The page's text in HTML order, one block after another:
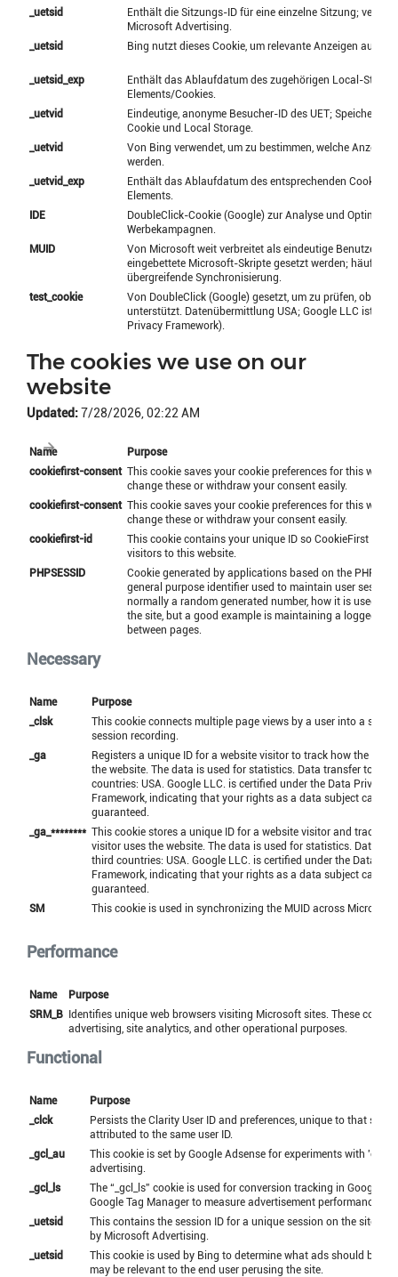
_uetsid
Enthält die Sitzungs-ID für eine einzelne Sitzung;
Microsoft Advertising.
_uetsid
Bing nutzt dieses Cookie, um relevante Anzeigen
_uetsid_exp
Enthält das Ablaufdatum des zugehörigen Local-
Elements/Cookies.
_uetvid
Eindeutige, anonyme Besucher-ID des UET;
Cookie und Local Storage.
_uetvid
Von Bing verwendet, um zu bestimmen, welche
werden.
_uetvid_exp
Enthält das Ablaufdatum des entsprechenden Cookies/
Elements.
IDE
DoubleClick-Cookie (Google) zur Analyse und
Werbekampagnen.
MUID
Von Microsoft weit verbreitet als eindeutige Benutzer-
eingebettete Microsoft-Skripte gesetzt werden; häufige
übergreifende Synchronisierung.
test_cookie
Von DoubleClick (Google) gesetzt, um zu prüfen, ob der
unterstützt. Datenübermittlung USA; Google LLC ist
Privacy Framework).
The cookies we use on our
website
Updated:7/28/2026, 02:22 AM
Necessary
Name
Purpose
cookiefirst-consent This cookie saves your cookie preferences for this
change these or withdraw your consent easily.
cookiefirst-consent This cookie saves your cookie preferences for this
change these or withdraw your consent easily.
cookiefirst-id
This cookie contains your unique ID so CookieFirst can
visitors to this website.
PHPSESSID
Cookie generated by applications based on the PHP
general purpose identifier used to maintain user session
normally a random generated number, how it is used
the site, but a good example is maintaining a logged-in
between pages.
Performance
Name
Purpose
_clsk
This cookie connects multiple page views by a user into a
session recording.
_ga
Registers a unique ID for a website visitor to track how the
the website. The data is used for statistics. Data transfer to third
countries: USA. Google LLC. is certified under the Data Privacy
Framework, indicating that your rights as a data subject can be
guaranteed.
_ga_******** This cookie stores a unique ID for a website visitor and tracks
visitor uses the website. The data is used for statistics. Data
third countries: USA. Google LLC. is certified under the Data
Framework, indicating that your rights as a data subject can be
guaranteed.
SM
This cookie is used in synchronizing the MUID across Microsoft
Functional
Name
Purpose
SRM_B
Identifies unique web browsers visiting Microsoft sites. These
advertising, site analytics, and other operational purposes.
Name
Purpose
_clck
Persists the Clarity User ID and preferences, unique to that site is
attributed to the same user ID.
_gcl_au
This cookie is set by Google Adsense for experiments with
advertising.
_gcl_ls
The “_gcl_ls” cookie is used for conversion tracking in Google
Google Tag Manager to measure advertisement performance.
_uetsid
This contains the session ID for a unique session on the site.
by Microsoft Advertising.
_uetsid
This cookie is used by Bing to determine what ads should be
may be relevant to the end user perusing the site.